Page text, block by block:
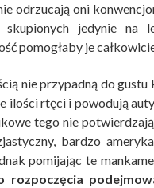
odrzucają oni
skupionych jedynie
pomogłaby je
nie przypadną do
ilości rtęci i powodują
tego nie
bardzo
pomijając te